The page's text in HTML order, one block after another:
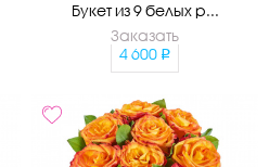
Букет из 9 белых р...
Заказать
4 600